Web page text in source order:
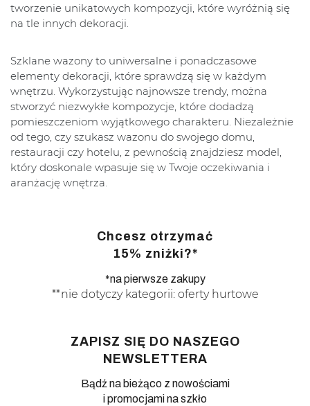
tworzenie unikatowych kompozycji, które wyróżnią się
na tle innych dekoracji.
Szklane wazony to uniwersalne i ponadczasowe
elementy dekoracji, które sprawdzą się w każdym
wnętrzu. Wykorzystując najnowsze trendy, można
stworzyć niezwykłe kompozycje, które dodadzą
pomieszczeniom wyjątkowego charakteru. Niezależnie
od tego, czy szukasz wazonu do swojego domu,
restauracji czy hotelu, z pewnością znajdziesz model,
który doskonale wpasuje się w Twoje oczekiwania i
aranżację wnętrza.
Chcesz otrzymać
15% zniżki?*
*na pierwsze zakupy
**nie dotyczy kategorii: oferty hurtowe
ZAPISZ SIĘ DO NASZEGO
NEWSLETTERA
Bądź na bieżąco z nowościami
i promocjami na szkło